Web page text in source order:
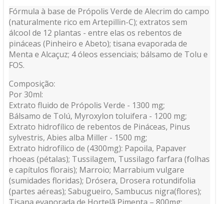
Fórmula à base de Própolis Verde de Alecrim do campo
(naturalmente rico em Artepillin-C); extratos sem
álcool de 12 plantas - entre elas os rebentos de
pináceas (Pinheiro e Abeto); tisana evaporada de
Menta e Alcaçuz; 4 óleos essenciais; bálsamo de Tolu e
FOS.
Composição:
Por 30ml:
Extrato fluido de Própolis Verde - 1300 mg;
Bálsamo de Tolú, Myroxylon toluifera - 1200 mg;
Extrato hidrofílico de rebentos de Pináceas, Pinus
sylvestris, Abies alba Miller - 1500 mg;
Extrato hidrofílico de (4300mg): Papoila, Papaver
rhoeas (pétalas); Tussilagem, Tussilago farfara (folhas
e capítulos florais); Marroio; Marrabium vulgare
(sumidades floridas); Drósera, Drosera rotundifolia
(partes aéreas); Sabugueiro, Sambucus nigra(flores);
Tisana evaporada de Hortelã Pimenta – 800mg;